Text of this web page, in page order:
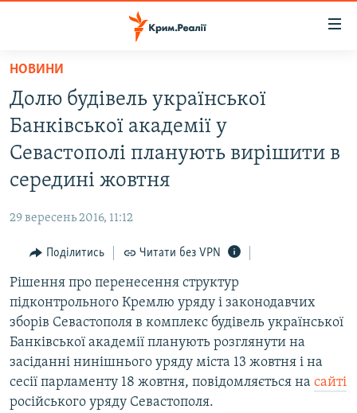
Перейти
основного
матеріалу
Перейти
до
основної
Перейти
пошуку
ВОДА.КРИМ
ВІДЕО ТА ФОТО
ПОГЛЯД
ІНТЕРВ'Ю
ВСЕ ЗА ДЕНЬ
СПЕЦПРОЕКТИ
ДЕПОРТАЦІЯ
ВІДЕОУРОКИ «ELIFBE»
СВІДЧЕННЯ ОКУПАЦІЇ
ЯК ОБІЙТИ БЛОКУВАННЯ
Русский
НОВИНИ
Долю будівель української
Банківської академії у
Севастополі планують вирішити в
середині жовтня
29 вересень 2016, 11:12
Поділитись Читати без VPN
Рішення про перенесення структур
підконтрольного Кремлю уряду і законодавчих
зборів Севастополя в комплекс будівель української
Банківської академії планують розглянути на
засіданні нинішнього уряду міста 13 жовтня і на
сесії парламенту 18 жовтня, повідомляється на сайті
російського уряду Севастополя.